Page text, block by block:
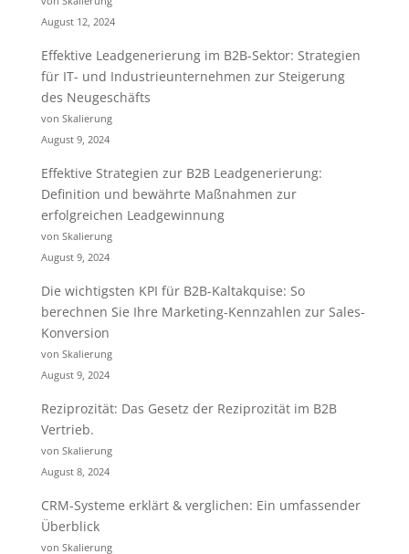
August 12, 2024
Effektive Leadgenerierung im B2B-Sektor: Strategien
für IT- und Industrieunternehmen zur Steigerung
des Neugeschäfts
von Skalierung
August 9, 2024
Effektive Strategien zur B2B Leadgenerierung:
Definition und bewährte Maßnahmen zur
erfolgreichen Leadgewinnung
von Skalierung
August 9, 2024
Die wichtigsten KPI für B2B-Kaltakquise: So
berechnen Sie Ihre Marketing-Kennzahlen zur Sales-
Konversion
von Skalierung
August 9, 2024
Reziprozität: Das Gesetz der Reziprozität im B2B
Vertrieb.
von Skalierung
August 8, 2024
CRM-Systeme erklärt & verglichen: Ein umfassender
Überblick
von Skalierung